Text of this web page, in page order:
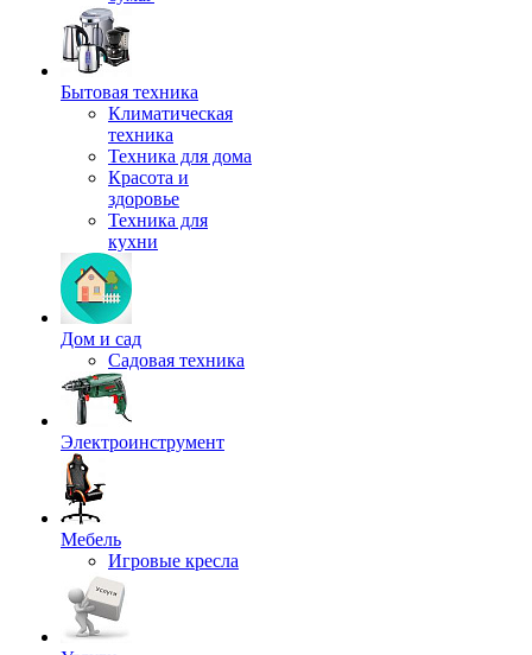
Бытовая техника
Климатическая
техника
Техника для дома
Красота и
здоровье
Техника для
кухни
Дом и сад
Садовая техника
Электроинструмент
Мебель
Игровые кресла